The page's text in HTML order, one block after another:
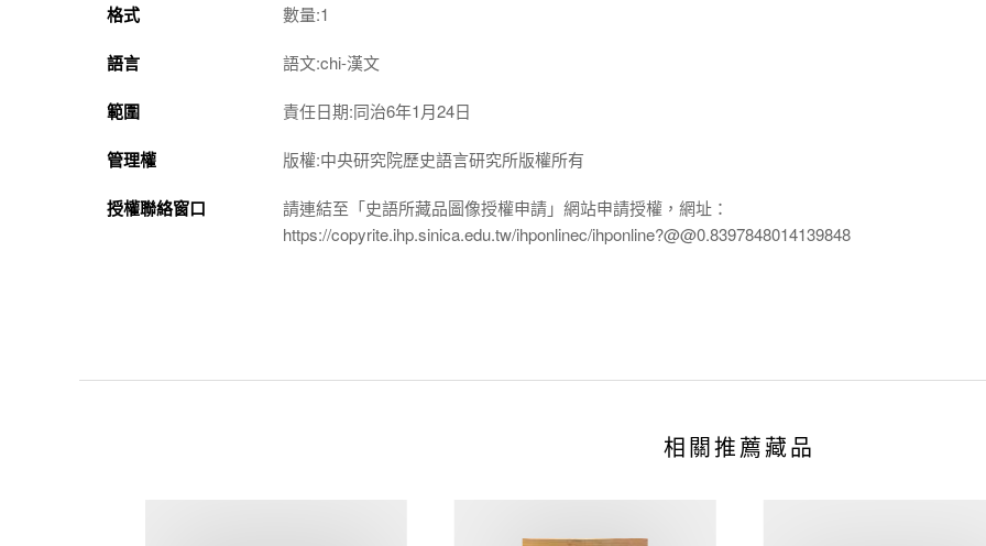
格式 數量:1
語言 語文:chi-漢文
範圍 責任日期:同治6年1月24日
管理權 版權:中央研究院歷史語言研究所版權所有
授權聯絡窗口
請連結至「史語所藏品圖像授權申請」網站申請授權，網址：
https://copyrite.ihp.sinica.edu.tw/ihponlinec/ihponline?@@0.8397848014139848
相關推薦藏品